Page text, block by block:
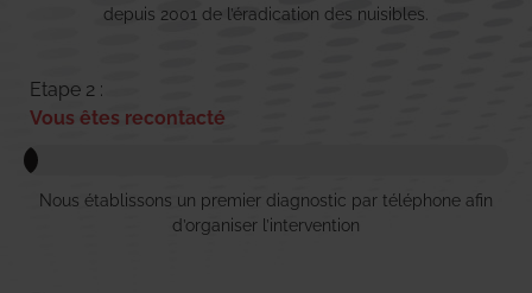
depuis 2001 de l’éradication des nuisibles.
Etape 2 :
Vous êtes recontacté
Nous établissons un premier diagnostic par téléphone afin
d’organiser l’intervention